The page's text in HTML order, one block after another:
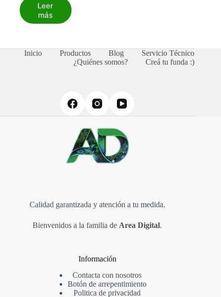
Leer
más
Inicio Productos Blog
Servicio Técnico
¿Quiénes somos?
Creá tu funda :)
Calidad garantizada y atención a tu medida.
Bienvenidos a la familia deArea Digital.
Información
Contacta con nosotros
Botón de arrepentimiento
Politica de privacidad